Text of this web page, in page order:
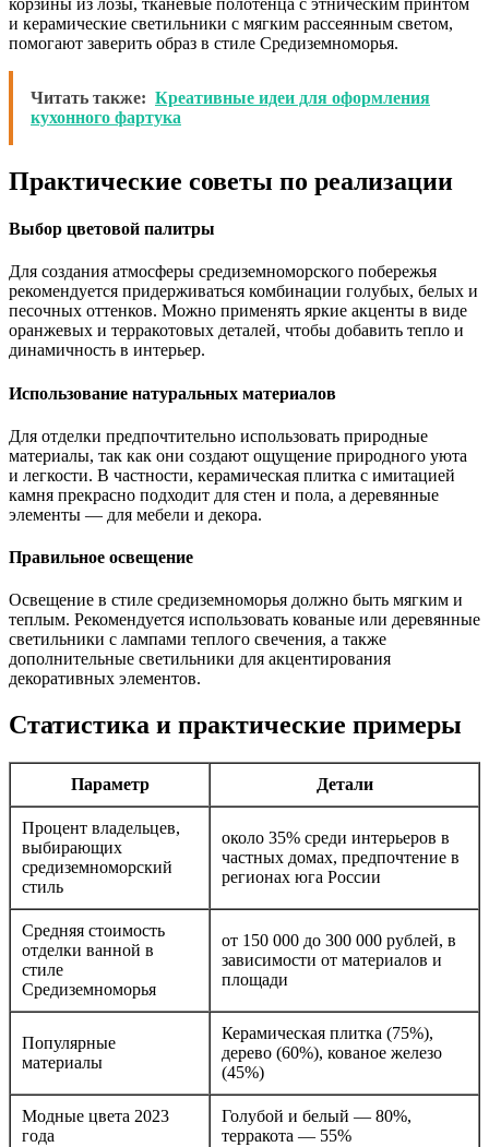
корзины из лозы, тканевые полотенца с этническим принтом
и керамические светильники с мягким рассеянным светом,
помогают заверить образ в стиле Средиземноморья.
Читать также: Креативные идеи для оформления
кухонного фартука
Практические советы по реализации
Выбор цветовой палитры
Для создания атмосферы средиземноморского побережья
рекомендуется придерживаться комбинации голубых, белых и
песочных оттенков. Можно применять яркие акценты в виде
оранжевых и терракотовых деталей, чтобы добавить тепло и
динамичность в интерьер.
Использование натуральных материалов
Для отделки предпочтительно использовать природные
материалы, так как они создают ощущение природного уюта
и легкости. В частности, керамическая плитка с имитацией
камня прекрасно подходит для стен и пола, а деревянные
элементы — для мебели и декора.
Правильное освещение
Освещение в стиле средиземноморья должно быть мягким и
теплым. Рекомендуется использовать кованые или деревянные
светильники с лампами теплого свечения, а также
дополнительные светильники для акцентирования
декоративных элементов.
Статистика и практические примеры
Параметр Детали
Процент владельцев,
выбирающих
средиземноморский
стиль
около 35% среди интерьеров в
частных домах, предпочтение в
регионах юга России
Средняя стоимость
отделки ванной в
стиле
Средиземноморья
от 150 000 до 300 000 рублей, в
зависимости от материалов и
площади
Популярные
материалы
Керамическая плитка (75%),
дерево (60%), кованое железо
(45%)
Модные цвета 2023
года
Голубой и белый — 80%,
терракота — 55%